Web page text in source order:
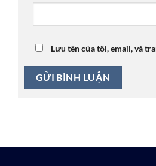
Lưu tên của tôi, email, và